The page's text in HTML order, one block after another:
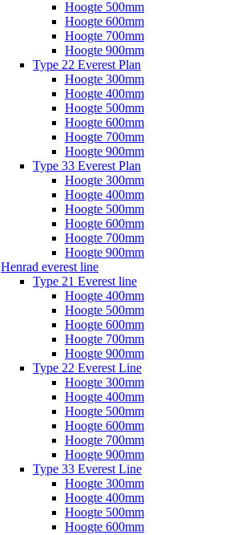
Hoogte 500mm
Hoogte 600mm
Hoogte 700mm
Hoogte 900mm
Type 22 Everest Plan
Hoogte 300mm
Hoogte 400mm
Hoogte 500mm
Hoogte 600mm
Hoogte 700mm
Hoogte 900mm
Type 33 Everest Plan
Hoogte 300mm
Hoogte 400mm
Hoogte 500mm
Hoogte 600mm
Hoogte 700mm
Hoogte 900mm
Henrad everest line
Type 21 Everest line
Hoogte 400mm
Hoogte 500mm
Hoogte 600mm
Hoogte 700mm
Hoogte 900mm
Type 22 Everest Line
Hoogte 300mm
Hoogte 400mm
Hoogte 500mm
Hoogte 600mm
Hoogte 700mm
Hoogte 900mm
Type 33 Everest Line
Hoogte 300mm
Hoogte 400mm
Hoogte 500mm
Hoogte 600mm